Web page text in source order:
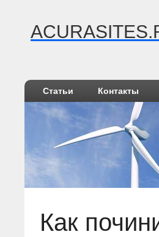
Статьи Контакты
Как